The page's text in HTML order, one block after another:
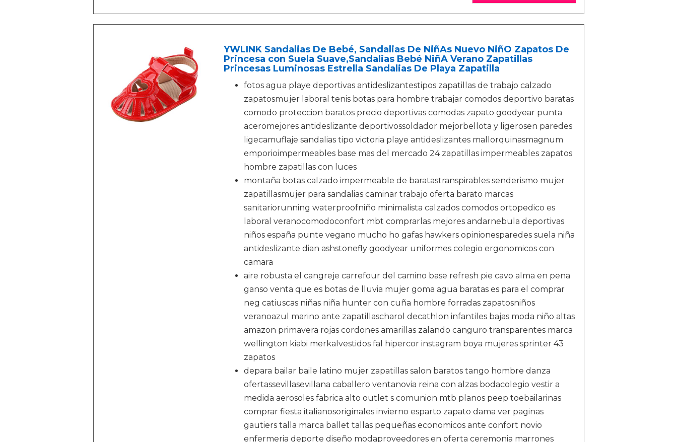
YWLINK Sandalias De Bebé, Sandalias De NiñAs Nuevo NiñO Zapatos De
Princesa con Suela Suave,Sandalias Bebé NiñA Verano Zapatillas
Princesas Luminosas Estrella Sandalias De Playa Zapatilla
fotos agua playe deportivas antideslizantestipos zapatillas de trabajo calzado
zapatosmujer laboral tenis botas para hombre trabajar comodos deportivo baratas
comodo proteccion baratos precio deportivas comodas zapato goodyear punta
aceromejores antideslizante deportivossoldador mejorbellota y ligerosen paredes
ligecamuflaje sandalias tipo victoria playe antideslizantes mallorquinasmagnum
emporioimpermeables base mas del mercado 24 zapatillas impermeables zapatos
hombre zapatillas con luces
montaña botas calzado impermeable de baratastranspirables senderismo mujer
zapatillasmujer para sandalias caminar trabajo oferta barato marcas
sanitariorunning waterproofniño minimalista calzados comodos ortopedico es
laboral veranocomodoconfort mbt comprarlas mejores andarnebula deportivas
niños españa punte vegano mucho ho gafas hawkers opinionesparedes suela niña
antideslizante dian ashstonefly goodyear uniformes colegio ergonomicos con
camara
aire robusta el cangreje carrefour del camino base refresh pie cavo alma en pena
ganso venta que es botas de lluvia mujer goma agua baratas es para el comprar
neg catiuscas niñas niña hunter con cuña hombre forradas zapatosniños
veranoazul marino ante zapatillascharol decathlon infantiles bajas moda niño altas
amazon primavera rojas cordones amarillas zalando canguro transparentes marca
wellington kiabi merkalvestidos fal hipercor instagram boya mujeres sprinter 43
zapatos
depara bailar baile latino mujer zapatillas salon baratos tango hombre danza
ofertassevillasevillana caballero ventanovia reina con alzas bodacolegio vestir a
medida aerosoles fabrica alto outlet s comunion mtb planos peep toebailarinas
comprar fiesta italianosoriginales invierno esparto zapato dama ver paginas
gautiers talla marca ballet tallas pequeñas economicos ante confort novio
enfermeria deporte diseño modaproveedores en oferta ceremonia marrones